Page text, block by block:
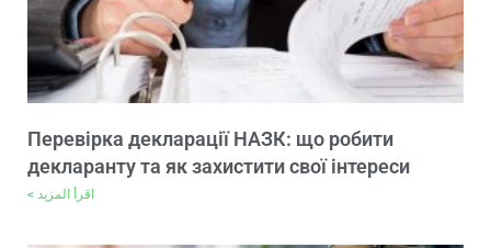
Перевірка декларації НАЗК: що робити
декларанту та як захистити свої інтереси
اقرأ المزيد >